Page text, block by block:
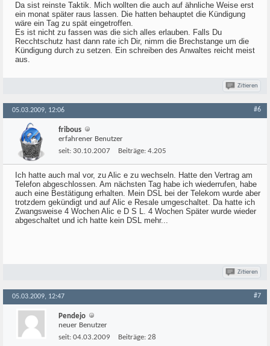
Da sist reinste Taktik. Mich wollten die auch auf ähnliche Weise erst
ein monat später raus lassen. Die hatten behauptet die Kündigung
wäre ein Tag zu spät eingetroffen.
Es ist nicht zu fassen was die sich alles erlauben. Falls Du
Recchtschutz hast dann rate ich Dir, nimm die Brechstange um die
Kündigung durch zu setzen. Ein schreiben des Anwaltes reicht meist
aus.
Zitieren
05.03.2009, 12:06 #6
fribous
erfahrener Benutzer
seit: 30.10.2007 Beiträge: 4.205
Ich hatte auch mal vor, zu Alic e zu wechseln. Hatte den Vertrag am
Telefon abgeschlossen. Am nächsten Tag habe ich wiederrufen, habe
auch eine Bestätigung erhalten. Mein DSL bei der Telekom wurde aber
trotzdem gekündigt und auf Alic e Resale umgeschaltet. Da hatte ich
Zwangsweise 4 Wochen Alic e D S L. 4 Wochen Später wurde wieder
abgeschaltet und ich hatte kein DSL mehr...
Zitieren
05.03.2009, 12:47 #7
Pendejo
neuer Benutzer
seit: 04.03.2009 Beiträge: 28